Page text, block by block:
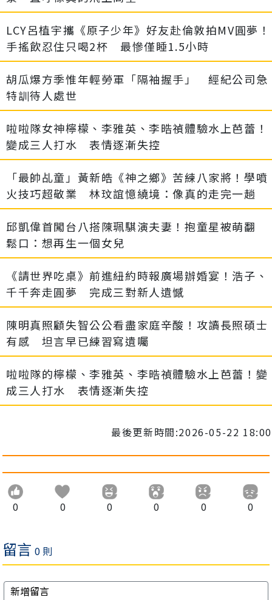
LCY呂植宇攜《原子少年》好友赴倫敦拍MV圓夢！
手搖飲忍住只喝2杯 最慘僅睡1.5小時
胡瓜爆方季惟年輕勞軍「隔袖握手」 經紀公司急
特訓待人處世
啦啦隊女神檸檬、李雅英、李晧禎體驗水上芭蕾！
變成三人打水 表情逐漸失控
「最帥乩童」黃新皓《神之鄉》苦練八家將！學噴
火技巧超敬業 林玟誼憶繞境：像真的走完一趟
邱凱偉首闖台八搭陳珮騏演夫妻！抱童星被萌翻
鬆口：想再生一個女兒
《請世界吃桌》前進紐約時報廣場辦婚宴！浩子、
千千奔走圓夢 完成三對新人遺憾
陳明真照顧失智公公看盡家庭辛酸！攻讀長照碩士
有感 坦言早已練習寫遺囑
啦啦隊的檸檬、李雅英、李晧禎體驗水上芭蕾！變
成三人打水 表情逐漸失控
最後更新時間:2026-05-22 18:00
0 0 0 0 0 0